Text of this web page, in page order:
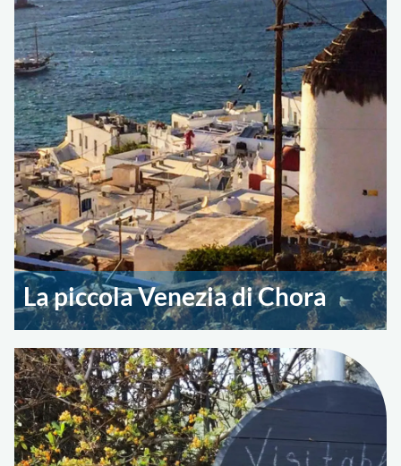
La piccola Venezia di Chora